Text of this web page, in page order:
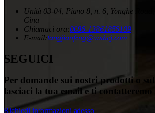
Unità 03-04, Piano 8, n. 6, Yonghe Road,
Cina
Chiamaci ora:0086-13861856109
E-mail:tangjianfeng@wxhej.com
SEGUICI
Per domande sui nostri prodotti o sul
lasciaci la tua email e ti contatteremo
Richiedi informazioni adesso